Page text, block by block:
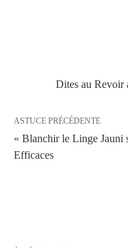
Dites au Revoir
ASTUCE PRÉCÉDENTE
« Blanchir le Linge Jauni
Efficaces